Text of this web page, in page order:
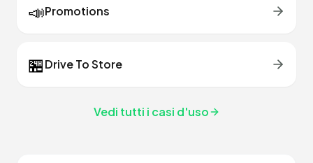
📣Promotions
🏪Drive To Store
Vedi tutti i casi d'uso